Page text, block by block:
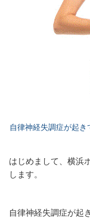
自律神経失調症が起
はじめまして、横浜
します。
自律神経失調症が起